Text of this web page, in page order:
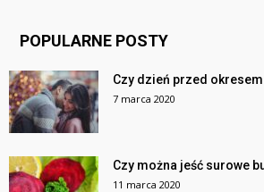
POPULARNE POSTY
Czy dzień przed
7 marca 2020
Czy można jeść surowe
11 marca 2020